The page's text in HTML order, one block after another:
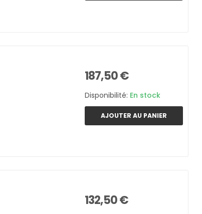
187,50 €
Disponibilité: En stock
AJOUTER AU PANIER
132,50 €